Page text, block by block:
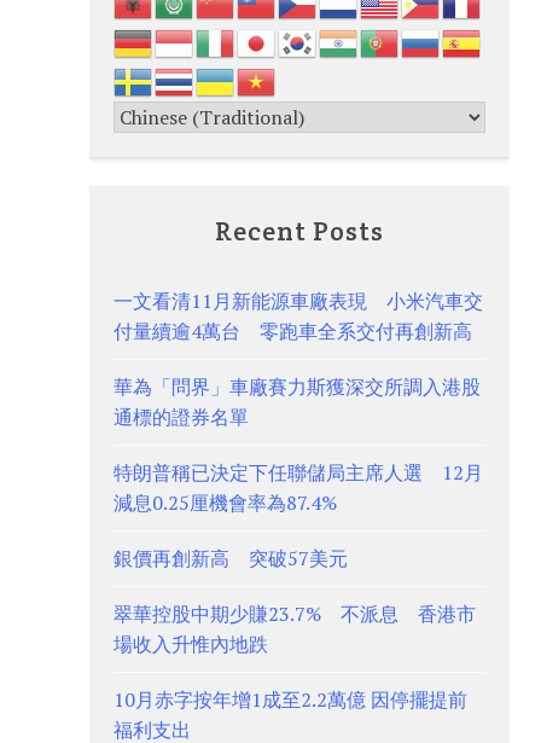
Recent Posts
一文看清11月新能源車廠表現 小米汽車交
付量續逾4萬台 零跑車全系交付再創新高
華為「問界」車廠賽力斯獲深交所調入港股
通標的證券名單
特朗普稱已決定下任聯儲局主席人選 12月
減息0.25厘機會率為87.4%
銀價再創新高 突破57美元
翠華控股中期少賺23.7% 不派息 香港市
場收入升惟內地跌
10月赤字按年增1成至2.2萬億 因停擺提前
福利支出